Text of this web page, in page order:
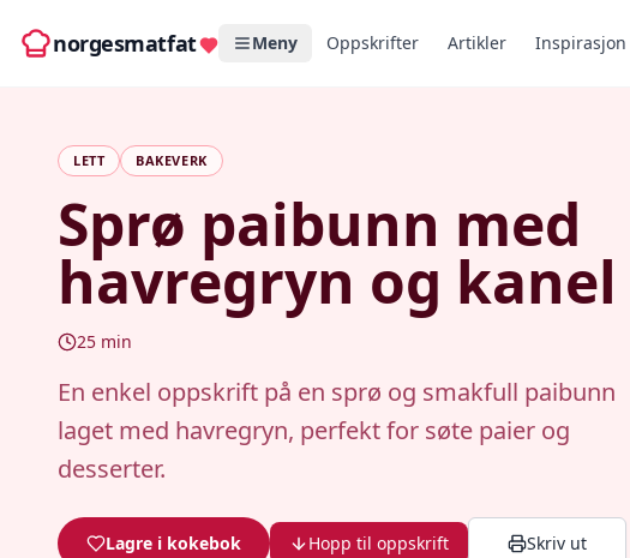
norgesmatfat Meny Oppskrifter Artikler Inspirasjon
LETT BAKEVERK
Sprø paibunn med
havregryn og kanel
25 min
En enkel oppskrift på en sprø og smakfull paibunn
laget med havregryn, perfekt for søte paier og
desserter.
Lagre i kokebok Hopp til oppskrift Skriv ut